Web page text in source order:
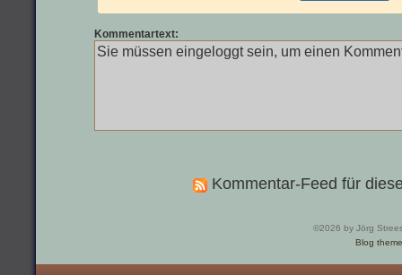
Kommentartext:
Kommentar-Feed für
©2026 by Jörg
Blog